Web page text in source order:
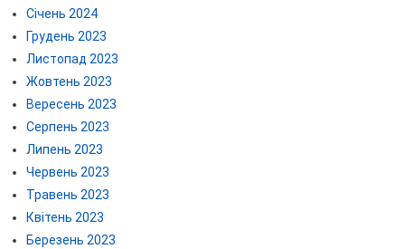
Січень 2024
Грудень 2023
Листопад 2023
Жовтень 2023
Вересень 2023
Серпень 2023
Липень 2023
Червень 2023
Травень 2023
Квітень 2023
Березень 2023